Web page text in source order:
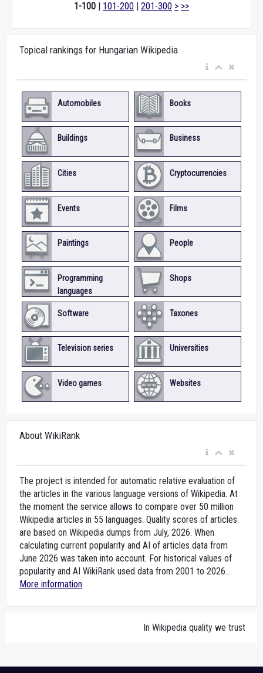
1-100 | 101-200 | 201-300 > >>
Topical rankings for Hungarian Wikipedia
Automobiles Books
Buildings Business
Cities Cryptocurrencies
Events Films
Paintings People
Programming
languages
Shops
Software Taxones
Television series Universities
Video games Websites
About WikiRank
The project is intended for automatic relative evaluation of
the articles in the various language versions of Wikipedia. At
the moment the service allows to compare over 50 million
Wikipedia articles in 55 languages. Quality scores of articles
are based on Wikipedia dumps from July, 2026. When
calculating current popularity and AI of articles data from
June 2026 was taken into account. For historical values of
popularity and AI WikiRank used data from 2001 to 2026...
More information
In Wikipedia quality we trust